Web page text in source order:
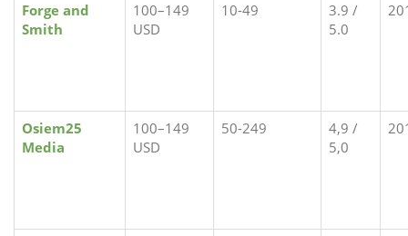
Forge and
Smith
100–149
USD
10-49
3.9 /
5.0
Osiem25
Media
100–149
USD
50-249
4,9 /
5,0